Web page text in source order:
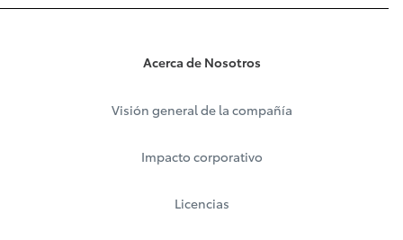
Acerca de Nosotros
Visión general de la compañía
Impacto corporativo
Licencias